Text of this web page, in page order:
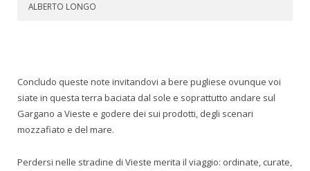
ALBERTO LONGO
Concludo queste note invitandovi a bere pugliese ovunque voi
siate in questa terra baciata dal sole e soprattutto andare sul
Gargano a Vieste e godere dei sui prodotti, degli scenari
mozzafiato e del mare.
Perdersi nelle stradine di Vieste merita il viaggio: ordinate, curate,